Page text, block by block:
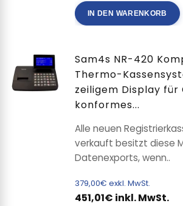
IN DEN WARENKORB
Sam4s NR-420
Thermo-
zeiligem Display für
konformes...
Alle neuen
verkauft besitzt diese
Datenexports, wenn..
379,00€ exkl. MwSt.
451,01€ inkl. MwSt.